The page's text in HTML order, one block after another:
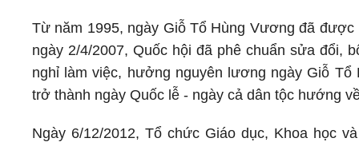
Từ năm 1995, ngày Giỗ Tổ Hùng Vương đã
ngày 2/4/2007, Quốc hội đã phê chuẩn sửa đổi,
nghỉ làm việc, hưởng nguyên lương ngày Giỗ
trở thành ngày Quốc lễ - ngày cả dân tộc hướng
Ngày 6/12/2012, Tổ chức Giáo dục, Khoa học